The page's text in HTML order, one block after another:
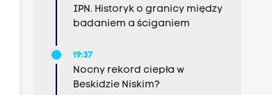
IPN. Historyk o granicy między
badaniem a ściganiem
19:37
Nocny rekord ciepła w
Beskidzie Niskim?